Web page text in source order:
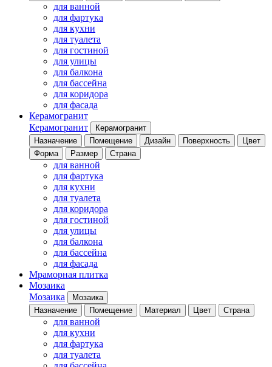
для ванной
для фартука
для кухни
для туалета
для гостиной
для улицы
для балкона
для бассейна
для коридора
для фасада
Керамогранит
Керамогранит
Керамогранит
Назначение
Помещение Дизайн Поверхность
Цвет
Форма
Размер Страна
для ванной
для фартука
для кухни
для туалета
для коридора
для гостиной
для улицы
для балкона
для бассейна
для фасада
Мраморная плитка
Мозаика
Мозаика
Мозаика
Назначение
Помещение Материал Цвет Страна
для ванной
для кухни
для фартука
для туалета